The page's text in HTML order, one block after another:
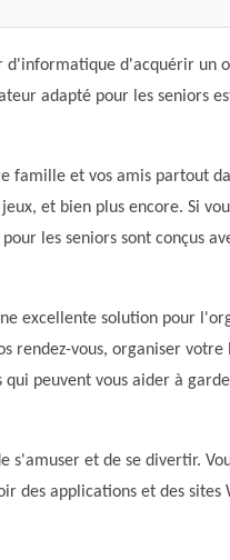
d'acquérir un
adapté pour les seniors
famille et vos amis partout
et bien plus encore. Si
les seniors sont conçus
excellente solution pour
rendez-vous, organiser votre
qui peuvent vous aider à
s'amuser et de se divertir.
des applications et des sites